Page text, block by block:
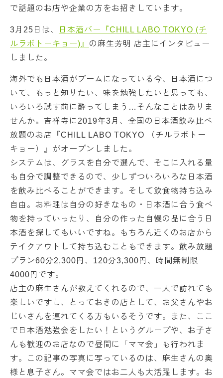
で話題のお店や企業の方をお招きしています。
3月25日は、
日本酒バー『CHILL LABO TOKYO (チ
ルラボトーキョー)』 の麻生芳明 店主にインタビュー
しました。
海外でも日本酒がブームになっている今、日本酒につ
いて、もっと知りたい、味を勉強したいと思っても、
いろいろ試す前に酔ってしまう…そんなことはありま
せんか。吉祥寺に2019年3月、全国の日本酒飲み比べ
放題のお店『CHILL LABO TOKYO （チルラボトー
キョー）』がオープンしました。
システムは、グラスを自分で選んで、そこに入れる量
も自分で調整できるので、少しずついろいろな日本酒
を飲み比べることができます。そして飲食物持ち込み
自由。お料理は自分の好きなもの・日本酒に合う食べ
物を持っていったり、自分の作った自慢の品に合う日
本酒を探してもいいですね。もちろん近くのお店から
テイクアウトして持ち込むこともできます。飲み放題
プラン60分2,300円、120分3,300円、時間無制限
4000円です。
店主の麻生さんが教えてくれるので、一人で訪れても
楽しいですし、とっておきの店として、お父さんやお
じいさんを連れてくる方もいるそうです。また、ここ
で日本酒勉強会をしたい！というグループや、お子さ
んも歓迎のお店なので昼間に「ママ会」も行われま
す。この記事の写真に写っているのは、麻生さんの奥
様と息子さん。ママ会ではお二人も大活躍します。お